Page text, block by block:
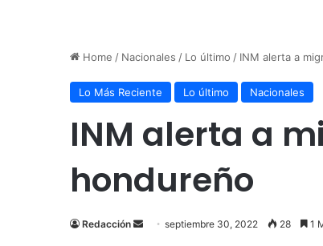
Home / Nacionales / Lo último / INM alerta a
Lo Más Reciente Lo último Nacionales
INM alerta a
hondureño
Redacción
Sendseptiembre 30, 2022 28 1